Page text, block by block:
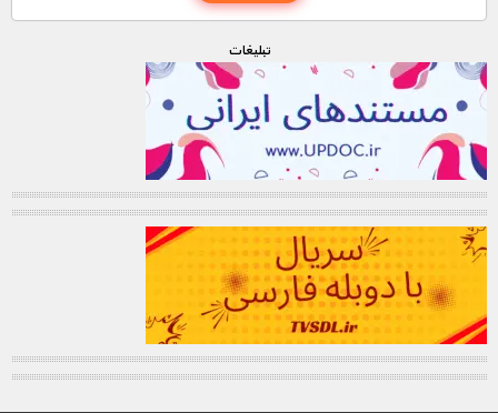
1000 تومان – دانلود قسمت 9 (افزودن به سبد خريد)
1000 تومان – دانلود قسمت 10 (افزودن به سبد خريد)
1000 تومان – دانلود قسمت 11 (افزودن به سبد خريد)
1000 تومان – دانلود قسمت 12 (افزودن به سبد خريد)
1000 تومان – دانلود قسمت 14 (افزودن به سبد خريد)
تبليغات